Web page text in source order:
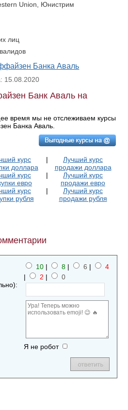
Union, Юнистрим
лиц
Банка Аваль
15.08.2020
Банк Аваль на
время мы не отслеживаем курсы
Банка Аваль.
курс
доллара
|
Лучший курс
продажи доллара
курс
евро
|
Лучший курс
продажи евро
курс
рубля
|
Лучший курс
продажи рубля
10 | 8 | 6 |
4
|
2 |
0
Я не робот